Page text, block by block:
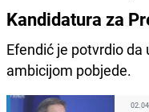
Kandidatura za
Efendić je potvrdio
ambicijom pobjede.